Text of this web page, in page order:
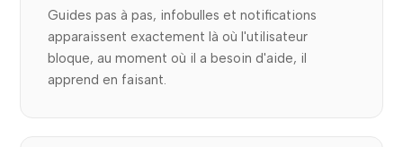
Guides pas à pas, infobulles et notifications
apparaissent exactement là où l'utilisateur
bloque, au moment où il a besoin d'aide, il
apprend en faisant.